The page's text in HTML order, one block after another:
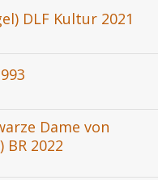
DLF Kultur 2021
Dame von
2022